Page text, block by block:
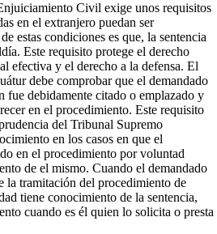
Civil exige unos requisitos
en el extranjero puedan ser
estas condiciones es que, la sentencia
Este requisito protege el derecho
efectiva y el derecho a la defensa. El
debe comprobar que el demandado
fue debidamente citado o emplazado y
en el procedimiento. Este requisito
del Tribunal Supremo
en los casos en que el
en el procedimiento por voluntad
de el mismo. Cuando el demandado
la tramitación del procedimiento de
tiene conocimiento de la sentencia,
cuando es él quien lo solicita o presta